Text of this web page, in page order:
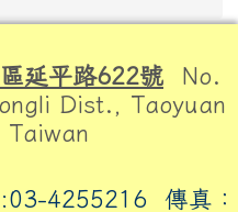
延平路622號 No.
Dist., Taoyuan
4255216 傳真：